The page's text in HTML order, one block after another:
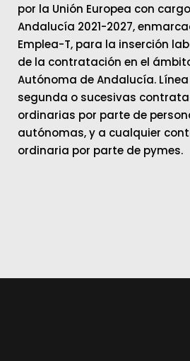
por la Unión Europea con
Andalucía 2021-2027,
Emplea-T, para la inserción
de la contratación en el
Autónoma de Andalucía.
segunda o sucesivas
ordinarias por parte de
autónomas, y a cualquier
ordinaria por parte de pymes.